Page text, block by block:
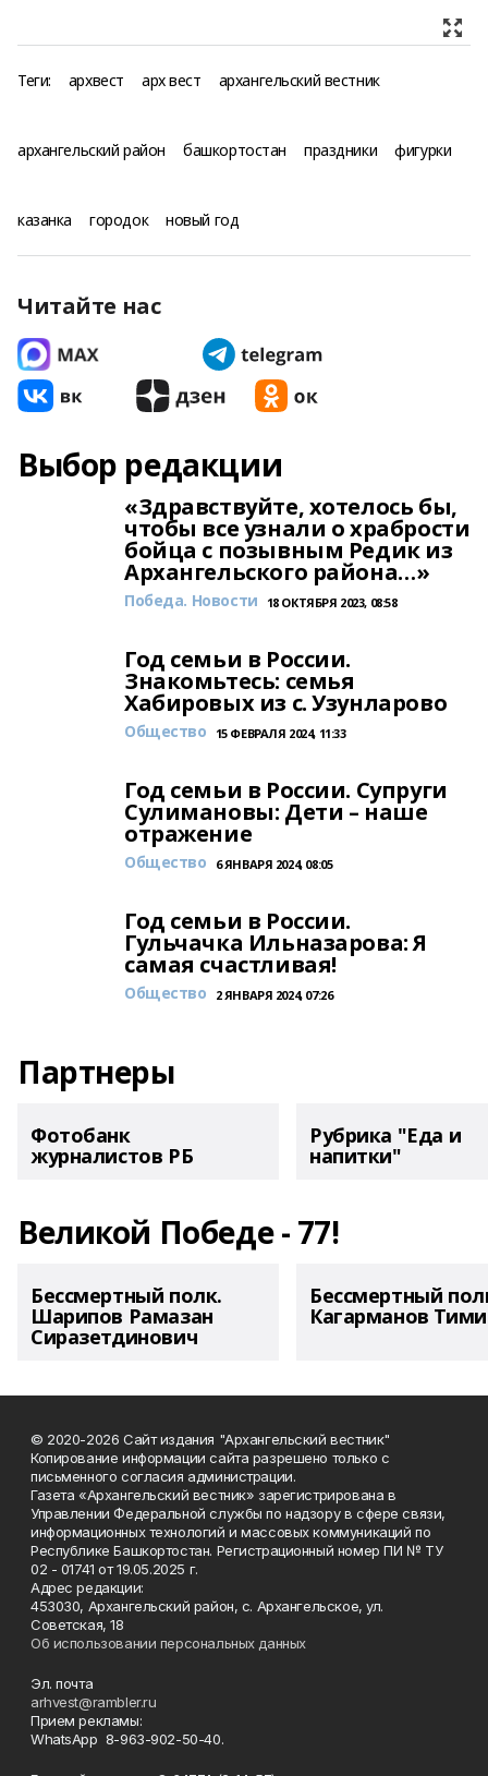
Теги: архвест арх вест архангельский вестник
архангельский район башкортостан праздники фигурки
казанка городок новый год
Читайте нас
Выбор редакции
«Здравствуйте, хотелось бы,
чтобы все узнали о храбрости
бойца с позывным Редик из
Архангельского района…»
Победа. Новости 18 ОКТЯБРЯ 2023, 08:58
Год семьи в России.
Знакомьтесь: семья
Хабировых из с. Узунларово
Общество 15 ФЕВРАЛЯ 2024, 11:33
Год семьи в России. Супруги
Сулимановы: Дети – наше
отражение
Общество 6 ЯНВАРЯ 2024, 08:05
Год семьи в России.
Гульчачка Ильназарова: Я
самая счастливая!
Общество 2 ЯНВАРЯ 2024, 07:26
Партнеры
Фотобанк
журналистов РБ
Рубрика "Еда и
напитки"
Великой Победе - 77!
Бессмертный полк.
Шарипов Рамазан
Сиразетдинович
Бессмертный
Кагарманов
© 2020-2026 Сайт издания "Архангельский вестник"
Копирование информации сайта разрешено только с
письменного согласия администрации.
Газета «Архангельский вестник» зарегистрирована в
Управлении Федеральной службы по надзору в сфере связи,
информационных технологий и массовых коммуникаций по
Республике Башкортостан. Регистрационный номер ПИ № ТУ
02 - 01741 от 19.05.2025 г.
Адрес редакции:
453030, Архангельский район, с. Архангельское, ул.
Советская, 18
Об использовании персональных данных
Эл. почта
arhvest@rambler.ru
Прием рекламы:
WhatsApp 8-963-902-50-40.